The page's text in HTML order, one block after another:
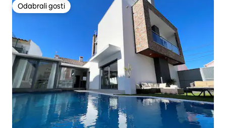
Odabrali gosti
Odabrali gosti